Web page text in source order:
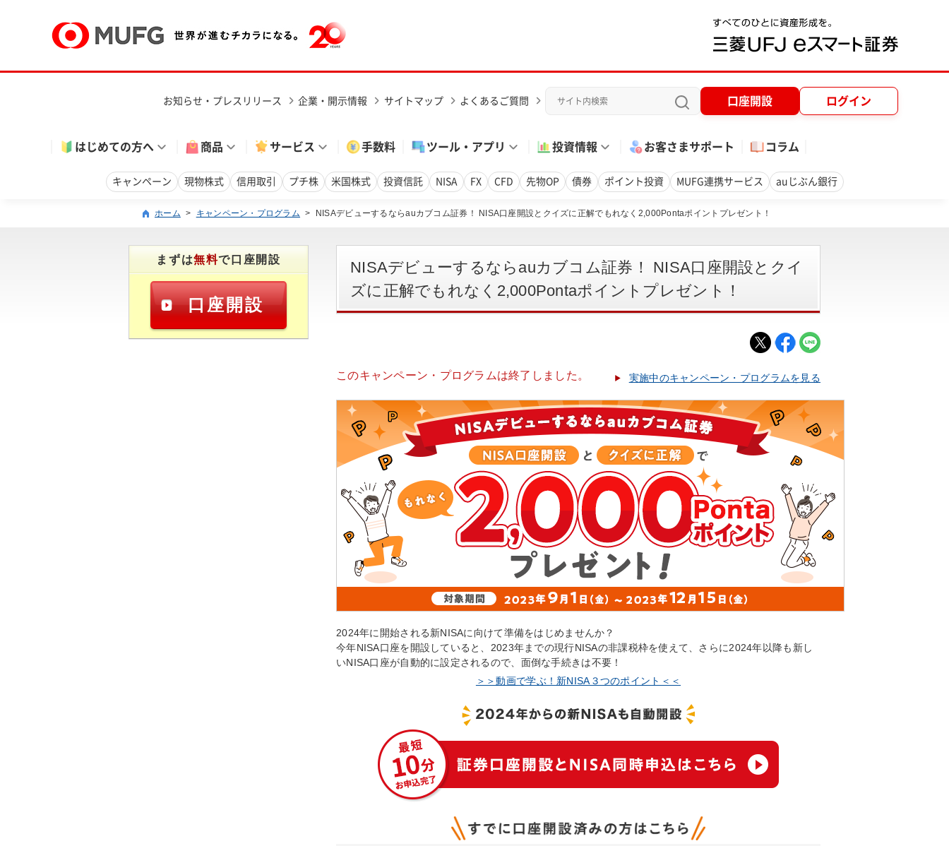
お知らせ・プレスリリース 企業・開示情報 サイトマップ よくあるご質問 口座開設 ログイン
はじめての方へ 商品 サービス 手数料 ツール・アプリ 投資情報 お客さまサポート コラム
キャンペーン 現物株式 信用取引 プチ株 米国株式 投資信託 NISA FX CFD 先物OP 債券 ポイント投資 MUFG連携サービス auじぶん銀行
ホーム > キャンペーン・プログラム > NISAデビューするならauカブコム証券！ NISA口座開設とクイズに正解でもれなく2,000Pontaポイントプレゼント！
NISAデビューするならauカブコム証券！ NISA口座開設とクイ
ズに正解でもれなく2,000Pontaポイントプレゼント！
このキャンペーン・プログラムは終了しました。 実施中のキャンペーン・プログラムを見る
2024年に開始される新NISAに向けて準備をはじめませんか？
今年NISA口座を開設していると、2023年までの現行NISAの非課税枠を使えて、さらに2024年以降も新し
いNISA口座が自動的に設定されるので、面倒な手続きは不要！
＞＞動画で学ぶ！新NISA３つのポイント＜＜
まずは無料で口座開設
口座開設